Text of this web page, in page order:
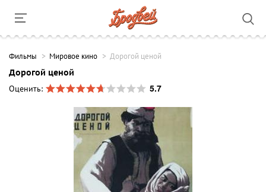
Фильмы Мировое кино Дорогой ценой
Дорогой ценой
Оценить:
5.7